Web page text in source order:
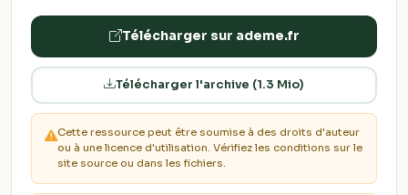
Télécharger sur ademe.fr
Télécharger l'archive (1.3 Mio)
Cette ressource peut être soumise à des droits d'auteur
ou à une licence d'utilisation. Vérifiez les conditions sur le
site source ou dans les fichiers.